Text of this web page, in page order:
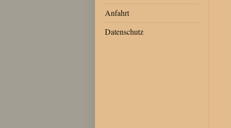
Anfahrt
Datenschutz